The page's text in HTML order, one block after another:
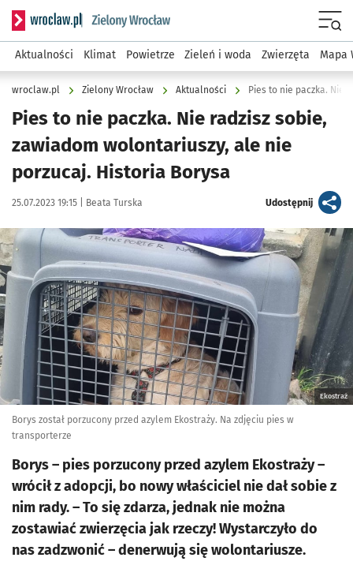
Serwis informacyjny wroclaw.pl podserwis: Środowisko we
Aktualności Klimat Powietrze Zieleń i woda Zwierzęta Mapa
wroclaw.pl Zielony Wrocław Aktualności
Pies to nie paczka. Nie radzisz sobie,
zawiadom wolontariuszy, ale nie
porzucaj. Historia Borysa
Data publikacji:
25.07.2023 19:15 | Autor:
Beata Turska Udostępnijartykuł
Kliknij, aby powiększyć
Ekostraż
Borys został porzucony przed azylem Ekostraży. Na zdjęciu pies w
transporterze
Borys – pies porzucony przed azylem Ekostraży –
wrócił z adopcji, bo nowy właściciel nie dał sobie z
nim rady. – To się zdarza, jednak nie można
zostawiać zwierzęcia jak rzeczy! Wystarczyło do
nas zadzwonić – denerwują się wolontariusze.